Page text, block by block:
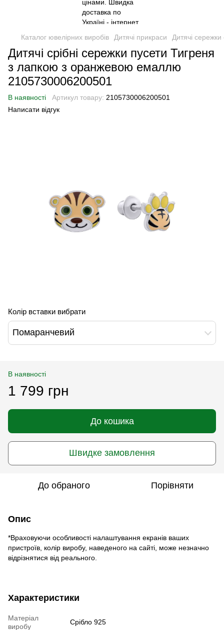
Каталог ювелірних виробів Дитячі прикраси Дитячі сережки
Дитячі срібні сережки пусети Тигреня
з лапкою з оранжевою емаллю
2105730006200501
В наявності Артикул товару: 2105730006200501
Написати відгук
Колір вставки вибрати
Помаранчевий
В наявності
1 799 грн
До кошика
Швидке замовлення
До обраного Порівняти
Опис
*Враховуючи особливості налаштування екранів ваших
пристроїв, колір виробу, наведеного на сайті, може незначно
відрізнятися від реального.
Характеристики
Матеріал
виробу
Срібло 925